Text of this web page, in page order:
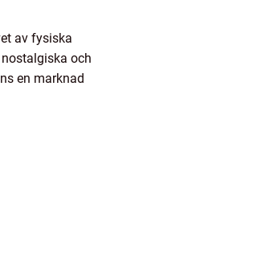
av fysiska
och
en marknad